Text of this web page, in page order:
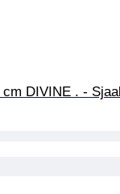
DIVINE . - Sjaal